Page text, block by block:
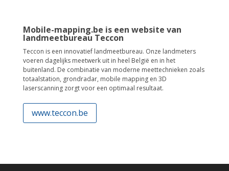
Mobile-mapping.be is een website van
landmeetbureau Teccon
Teccon is een innovatief landmeetbureau. Onze landmeters
voeren dagelijks meetwerk uit in heel België en in het
buitenland. De combinatie van moderne meettechnieken zoals
totaalstation, grondradar, mobile mapping en 3D
laserscanning zorgt voor een optimaal resultaat.
www.teccon.be